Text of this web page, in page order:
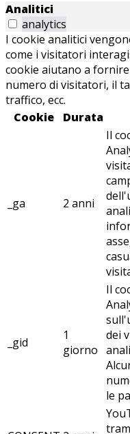
Analitici
analytics
I cookie analitici
come i visitatori
cookie aiutano a
numero di visitatori, il
traffico, ecc.
Cookie
Durata
_ga 2 anni
Il
_gid
1
giorno
Il
dei
le